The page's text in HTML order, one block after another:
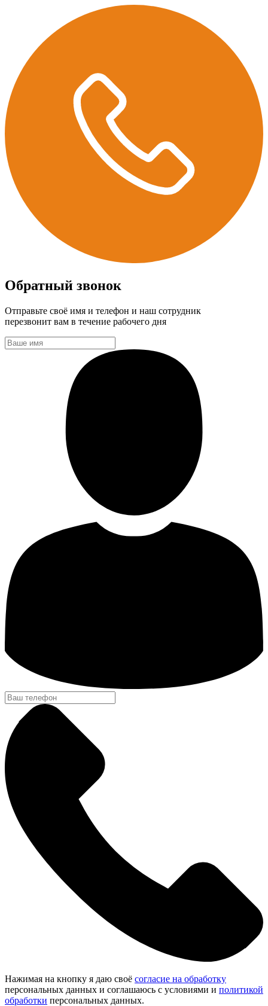
Обратный звонок
Отправьте своё имя и телефон и наш сотрудник
перезвонит вам в течение рабочего дня
Нажимая на кнопку я даю своё согласие на обработку
персональных данных и соглашаюсь с условиями и политикой
обработки персональных данных.